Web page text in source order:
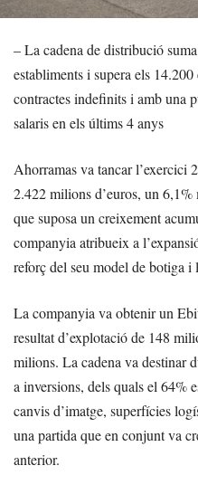
– La cadena de distribució
establiments i supera els
contractes indefinits i amb una
salaris en els últims 4 anys
Ahorramas va tancar l’exercici
2.422 milions d’euros, un
que suposa un creixement
companyia atribueix a
reforç del seu model de botiga
La companyia va obtenir un
resultat d’explotació de 148
milions. La cadena va destinar
a inversions, dels quals el 64%
canvis d’imatge, superfícies
una partida que en conjunt va
anterior.